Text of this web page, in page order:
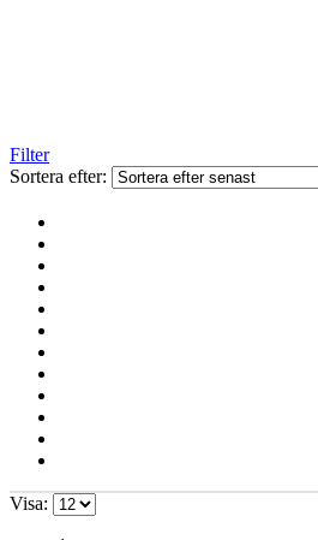
Filter
Sortera efter:
Visa: